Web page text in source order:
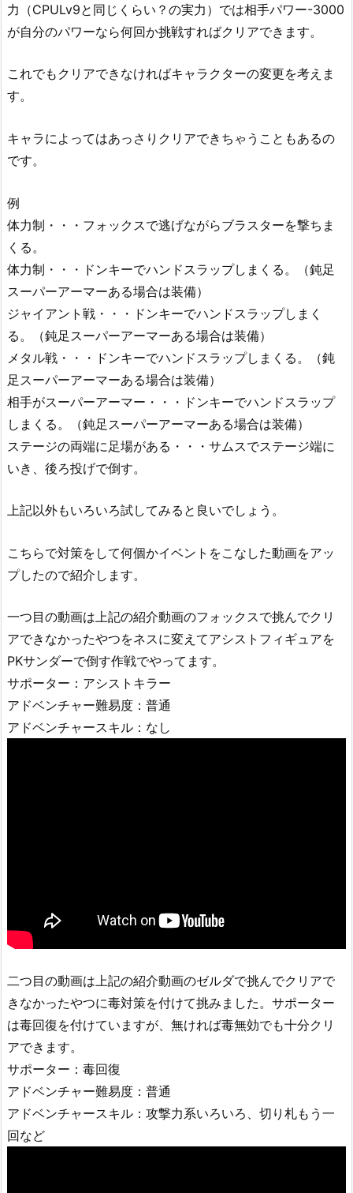
力（CPULv9と同じくらい？の実力）では相手パワー-3000
が自分のパワーなら何回か挑戦すればクリアできます。
これでもクリアできなければキャラクターの変更を考えま
す。
キャラによってはあっさりクリアできちゃうこともあるの
です。
例
体力制・・・フォックスで逃げながらブラスターを撃ちま
くる。
体力制・・・ドンキーでハンドスラップしまくる。（鈍足
スーパーアーマーある場合は装備）
ジャイアント戦・・・ドンキーでハンドスラップしまく
る。（鈍足スーパーアーマーある場合は装備）
メタル戦・・・ドンキーでハンドスラップしまくる。（鈍
足スーパーアーマーある場合は装備）
相手がスーパーアーマー・・・ドンキーでハンドスラップ
しまくる。（鈍足スーパーアーマーある場合は装備）
ステージの両端に足場がある・・・サムスでステージ端に
いき、後ろ投げで倒す。
上記以外もいろいろ試してみると良いでしょう。
こちらで対策をして何個かイベントをこなした動画をアッ
プしたので紹介します。
一つ目の動画は上記の紹介動画のフォックスで挑んでクリ
アできなかったやつをネスに変えてアシストフィギュアを
PKサンダーで倒す作戦でやってます。
サポーター：アシストキラー
アドベンチャー難易度：普通
アドベンチャースキル：なし
二つ目の動画は上記の紹介動画のゼルダで挑んでクリアで
きなかったやつに毒対策を付けて挑みました。サポーター
は毒回復を付けていますが、無ければ毒無効でも十分クリ
アできます。
サポーター：毒回復
アドベンチャー難易度：普通
アドベンチャースキル：攻撃力系いろいろ、切り札もう一
回など